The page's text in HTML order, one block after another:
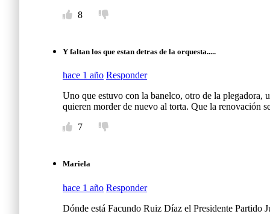
8
Y faltan los que estan detras de la orquesta.....
hace 1 año Responder
Uno que estuvo con la banelco, otro de la
quieren morder de nuevo al torta. Que la renovación
7
Mariela
hace 1 año Responder
Dónde está Facundo Ruiz Díaz el Presidente Partido